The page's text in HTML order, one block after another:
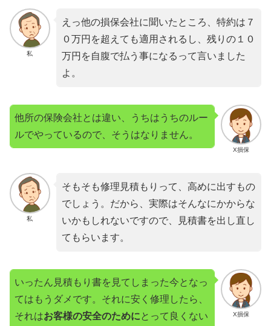
私
えっ他の損保会社に聞いたところ、特約は７
０万円を超えても適用されるし、残りの１０
万円を自腹で払う事になるって言いました
よ。
X損保
他所の保険会社とは違い、うちはうちのルー
ルでやっているので、そうはなりません。
私
そもそも修理見積もりって、高めに出すもの
でしょう。だから、実際はそんなにかからな
いかもしれないですので、見積書を出し直し
てもらいます。
X損保
いったん見積もり書を見てしまった今となっ
てはもうダメです。それに安く修理したら、
それはお客様の安全のためにとって良くない